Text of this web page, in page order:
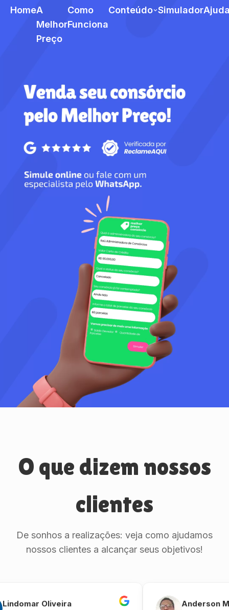
HomeA
Melhor
Preço
Como
Funciona
Conteúdo Simulador
O que dizem nossos
clientes
De sonhos a realizações: veja como ajudamos
nossos clientes a alcançar seus objetivos!
Oliveira Anderson